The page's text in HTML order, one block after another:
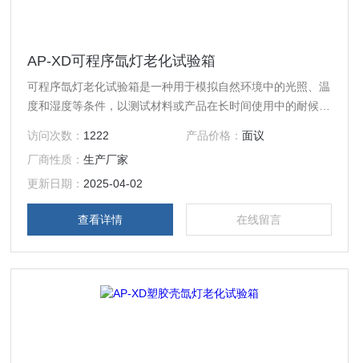
AP-XD可程序氙灯老化试验箱
可程序氙灯老化试验箱是一种用于模拟自然环境中的光照、温
度和湿度等条件，以测试材料或产品在长时间使用中的耐候性
紫外线、可见光和红外线，从而再现不同环境下的破坏性光
波‌。
访问次数： 1222 产品价格： 面议
厂商性质：生产厂家
更新日期： 2025-04-02
查看详情 在线留言